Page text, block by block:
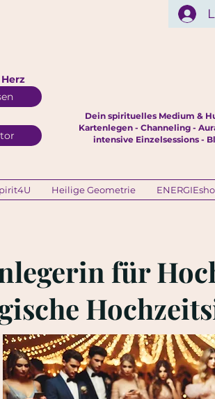
Dein spirituelles Medium &
Kartenlegen - Channeling -
intensive Einzelsessions -
Heilige Geometrie
für